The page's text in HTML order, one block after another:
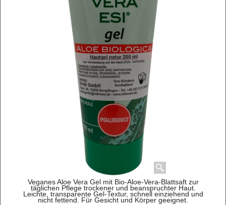
Veganes Aloe Vera Gel mit Bio-Aloe-Vera-Blattsaft zur
täglichen Pflege trockener und beanspruchter Haut.
Leichte, transparente Gel-Textur, schnell einziehend und
nicht fettend. Für Gesicht und Körper geeignet.